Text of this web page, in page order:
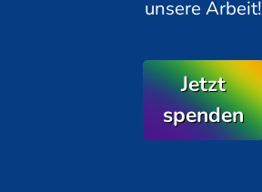
unsere Arbeit!
Jetzt
spenden